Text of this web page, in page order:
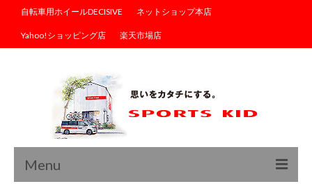
自転車用ホイールDECISIVE ネットショップ本店
Yahoo!ショッピング店 楽天市場店
Menu